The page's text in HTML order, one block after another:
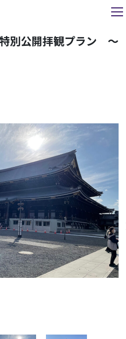
別公開拝観プラン 〜